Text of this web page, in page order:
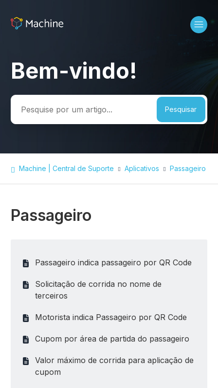
Pesquisa
Bem-vindo!
Machine | Central de Suporte Aplicativos Passageiro
Passageiro
Passageiro indica passageiro por QR Code
Solicitação de corrida no nome de
terceiros
Motorista indica Passageiro por QR Code
Cupom por área de partida do passageiro
Valor máximo de corrida para aplicação de
cupom